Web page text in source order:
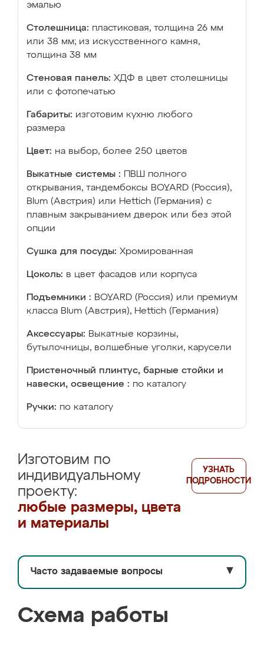
эмалью
Столешница: пластиковая, толщина 26 мм
или 38 мм; из искусственного камня,
толщина 38 мм
Стеновая панель: ХДФ в цвет столешницы
или с фотопечатью
Габариты: изготовим кухню любого
размера
Цвет: на выбор, более 250 цветов
Выкатные системы :
ПВШ полного
открывания, тандембоксы BOYARD (Россия),
Blum (Австрия) или Hettich (Германия) с
плавным закрыванием дверок или без этой
опции
Сушка для посуды: Хромированная
Цоколь: в цвет фасадов или корпуса
Подъемники : BOYARD (Россия) или премиум
класса Blum (Австрия), Hettich (Германия)
Аксессуары: Выкатные корзины,
бутылочницы, волшебные уголки, карусели
Пристеночный плинтус, барные стойки и
навески, освещение : по каталогу
Ручки: по каталогу
Изготовим по
индивидуальному
проекту:
любые размеры, цвета
и материалы
УЗНАТЬ
ПОДРОБНОСТИ
Часто задаваемые вопросы ▼
Схема работы